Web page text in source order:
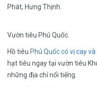
Phát, Hưng Thịnh.
Vườn tiêu Phú Quốc.
Hồ tiêu Phú Quốc có vị cay
hạt tiêu ngay tại vườn tiêu
những địa chỉ nổi tiếng.